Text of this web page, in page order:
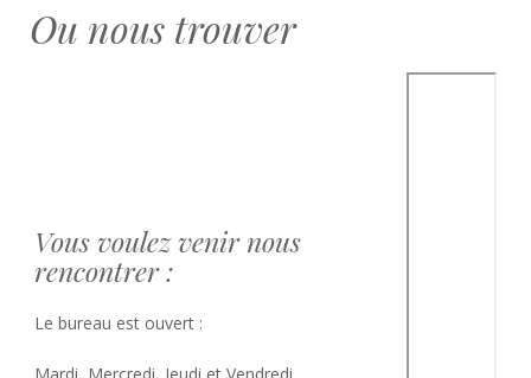
Ou nous trouver
Vous voulez venir nous
rencontrer :
Le bureau est ouvert :